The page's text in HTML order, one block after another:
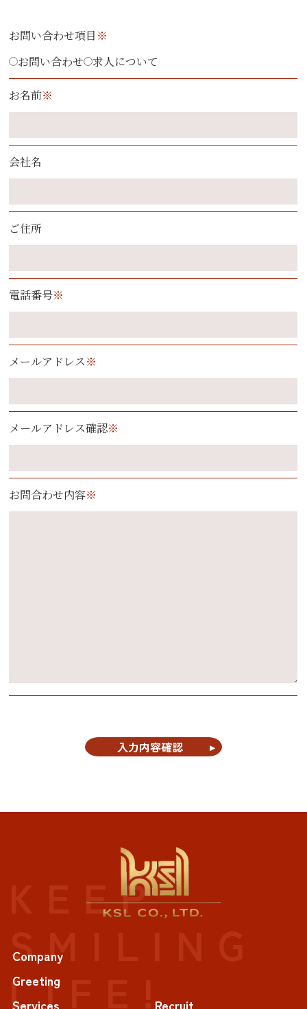
お問い合わせ項目 ※
お問い合わせ 求人について
お名前※
会社名
ご住所
電話番号※
メールアドレス※
メールアドレス確認※
お問合わせ内容※
入力内容確認
KEEP
SMILING
LIFE!
Company
Greeting
Services
Recruit